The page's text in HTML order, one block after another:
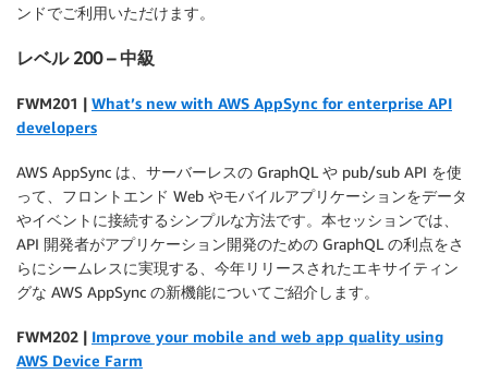
ンドでご利用いただけます。
レベル 200 – 中級
FWM201 | What’s new with AWS AppSync for enterprise API
developers
AWS AppSync は、サーバーレスの GraphQL や pub/sub API を使
って、フロントエンド Web やモバイルアプリケーションをデータ
やイベントに接続するシンプルな方法です。本セッションでは、
API 開発者がアプリケーション開発のための GraphQL の利点をさ
らにシームレスに実現する、今年リリースされたエキサイティン
グな AWS AppSync の新機能についてご紹介します。
FWM202 | Improve your mobile and web app quality using
AWS Device Farm